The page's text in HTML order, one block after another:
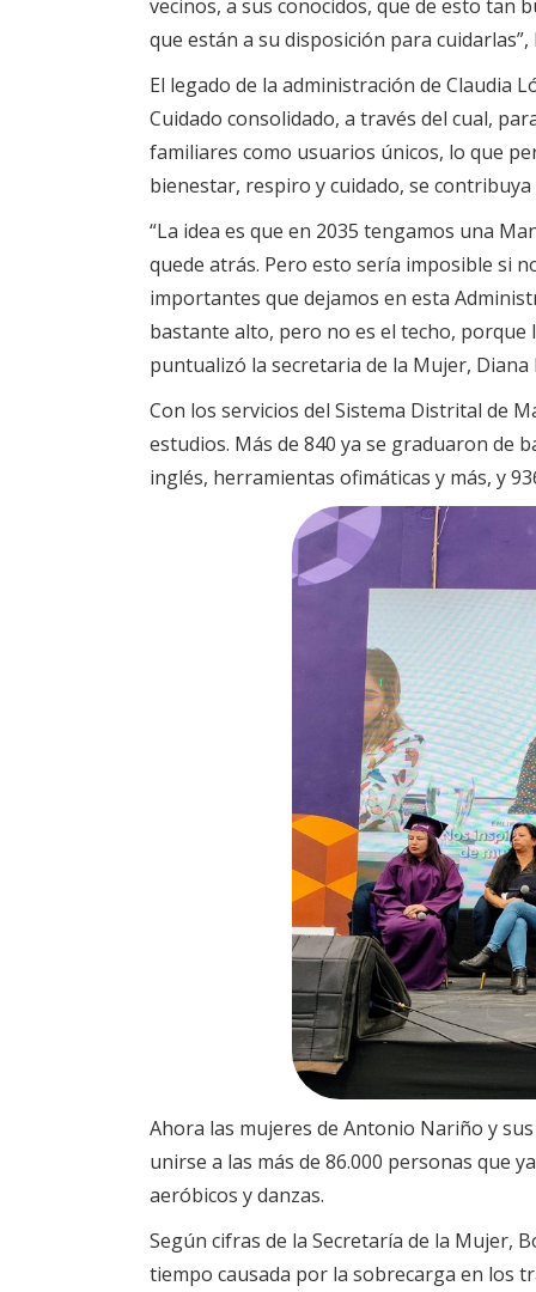
vecinos, a sus conocidos, que de esto tan
que están a su disposición para
El legado de la administración de Claudia
Cuidado consolidado, a través del cual,
familiares como usuarios únicos, lo que
bienestar, respiro y cuidado, se
“La idea es que en 2035 tengamos una
quede atrás. Pero esto sería imposible si
importantes que dejamos en esta
bastante alto, pero no es el techo, porque
puntualizó la secretaria de la Mujer, Diana
Con los servicios del Sistema Distrital de
estudios. Más de 840 ya se graduaron de
inglés, herramientas ofimáticas y más, y
Ahora las mujeres de Antonio Nariño y
unirse a las más de 86.000 personas que
aeróbicos y danzas.
Según cifras de la Secretaría de la Mujer,
tiempo causada por la sobrecarga en los